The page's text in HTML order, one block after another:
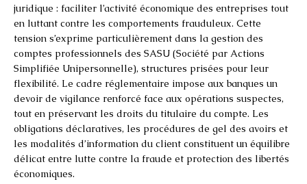
juridique : faciliter l’activité économique des entreprises tout
en luttant contre les comportements frauduleux. Cette
tension s’exprime particulièrement dans la gestion des
comptes professionnels des SASU (Société par Actions
Simplifiée Unipersonnelle), structures prisées pour leur
flexibilité. Le cadre réglementaire impose aux banques un
devoir de vigilance renforcé face aux opérations suspectes,
tout en préservant les droits du titulaire du compte. Les
obligations déclaratives, les procédures de gel des avoirs et
les modalités d’information du client constituent un équilibre
délicat entre lutte contre la fraude et protection des libertés
économiques.